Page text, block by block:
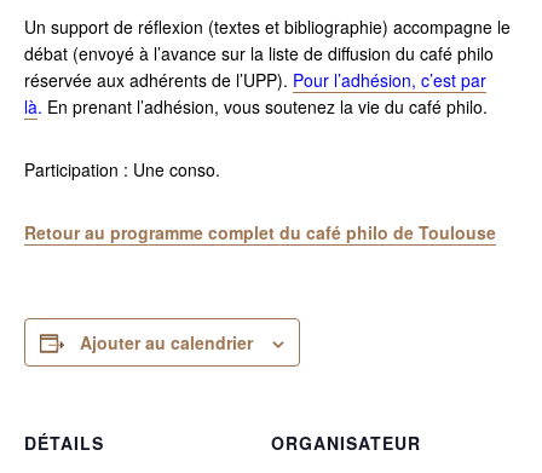
Un support de réflexion (textes et bibliographie) accompagne le
débat (envoyé à l’avance sur la liste de diffusion du café philo
réservée aux adhérents de l’UPP). Pour l’adhésion, c’est par
là. En prenant l’adhésion, vous soutenez la vie du café philo.
Participation : Une conso.
Retour au programme complet du café philo de Toulouse
Ajouter au calendrier
DÉTAILS
ORGANISATEUR